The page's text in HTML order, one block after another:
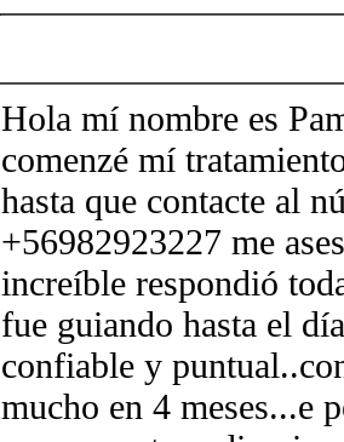
Hola mí nombre es
comenzé mí
hasta que contacte al
+56982923227 me
increíble respondió
fue guiando hasta el
confiable y
mucho en 4 meses...e